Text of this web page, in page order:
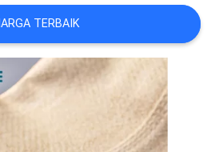
TERBAIK